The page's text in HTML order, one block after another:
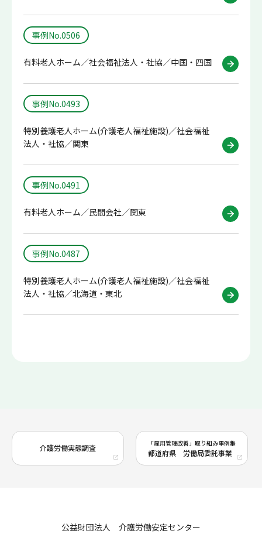
事例No.0506
有料老人ホーム／社会福祉法人・社協／中国・四国
事例No.0493
特別養護老人ホーム(介護老人福祉施設)／社会福祉
法人・社協／関東
事例No.0491
有料老人ホーム／民間会社／関東
事例No.0487
特別養護老人ホーム(介護老人福祉施設)／社会福祉
法人・社協／北海道・東北
介護労働実態調査 「雇用管理改善」取り組み事例集
都道府県 労働局委託事業
公益財団法人 介護労働安定センター